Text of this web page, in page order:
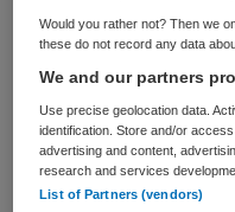
Vacature niet
Deze vacature Hoofd
Zorgopschaling bij GGz
Hieronder staan enkele
Would you rather not? Then we
these do not record any data
We and our partners
Use precise geolocation data.
identification. Store and/or
advertising and content,
research and services
List of Partners (vendors)